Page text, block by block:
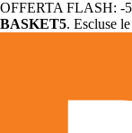
OFFERTA FLASH: -
BASKET5. Escluse